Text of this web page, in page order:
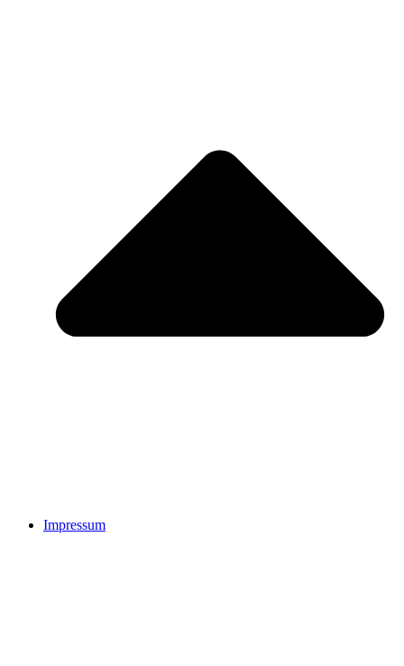
Impressum